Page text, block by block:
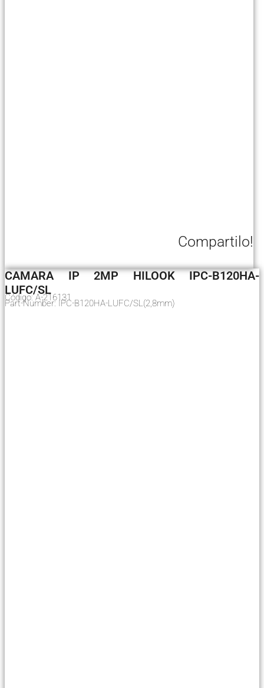
Compartilo!
CAMARA IP 2MP HILOOK IPC-B120HA-
LUFC/SL
Código: A-216131
Part-Number: IPC-B120HA-LUFC/SL(2,8mm)